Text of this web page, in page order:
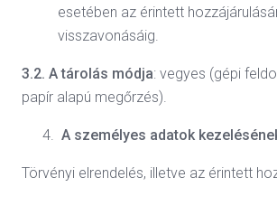
esetében az érintett
visszavonásáig.
3.2. A tárolás módja: vegyes (gépi
papír alapú megőrzés).
A személyes adatok
Törvényi elrendelés, illetve az érintett